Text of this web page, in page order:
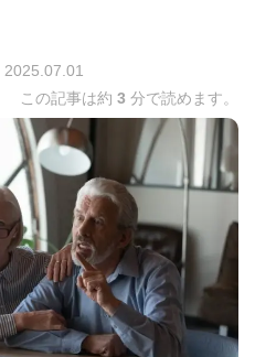
2025.07.01
この記事は約 3 分で読めます。